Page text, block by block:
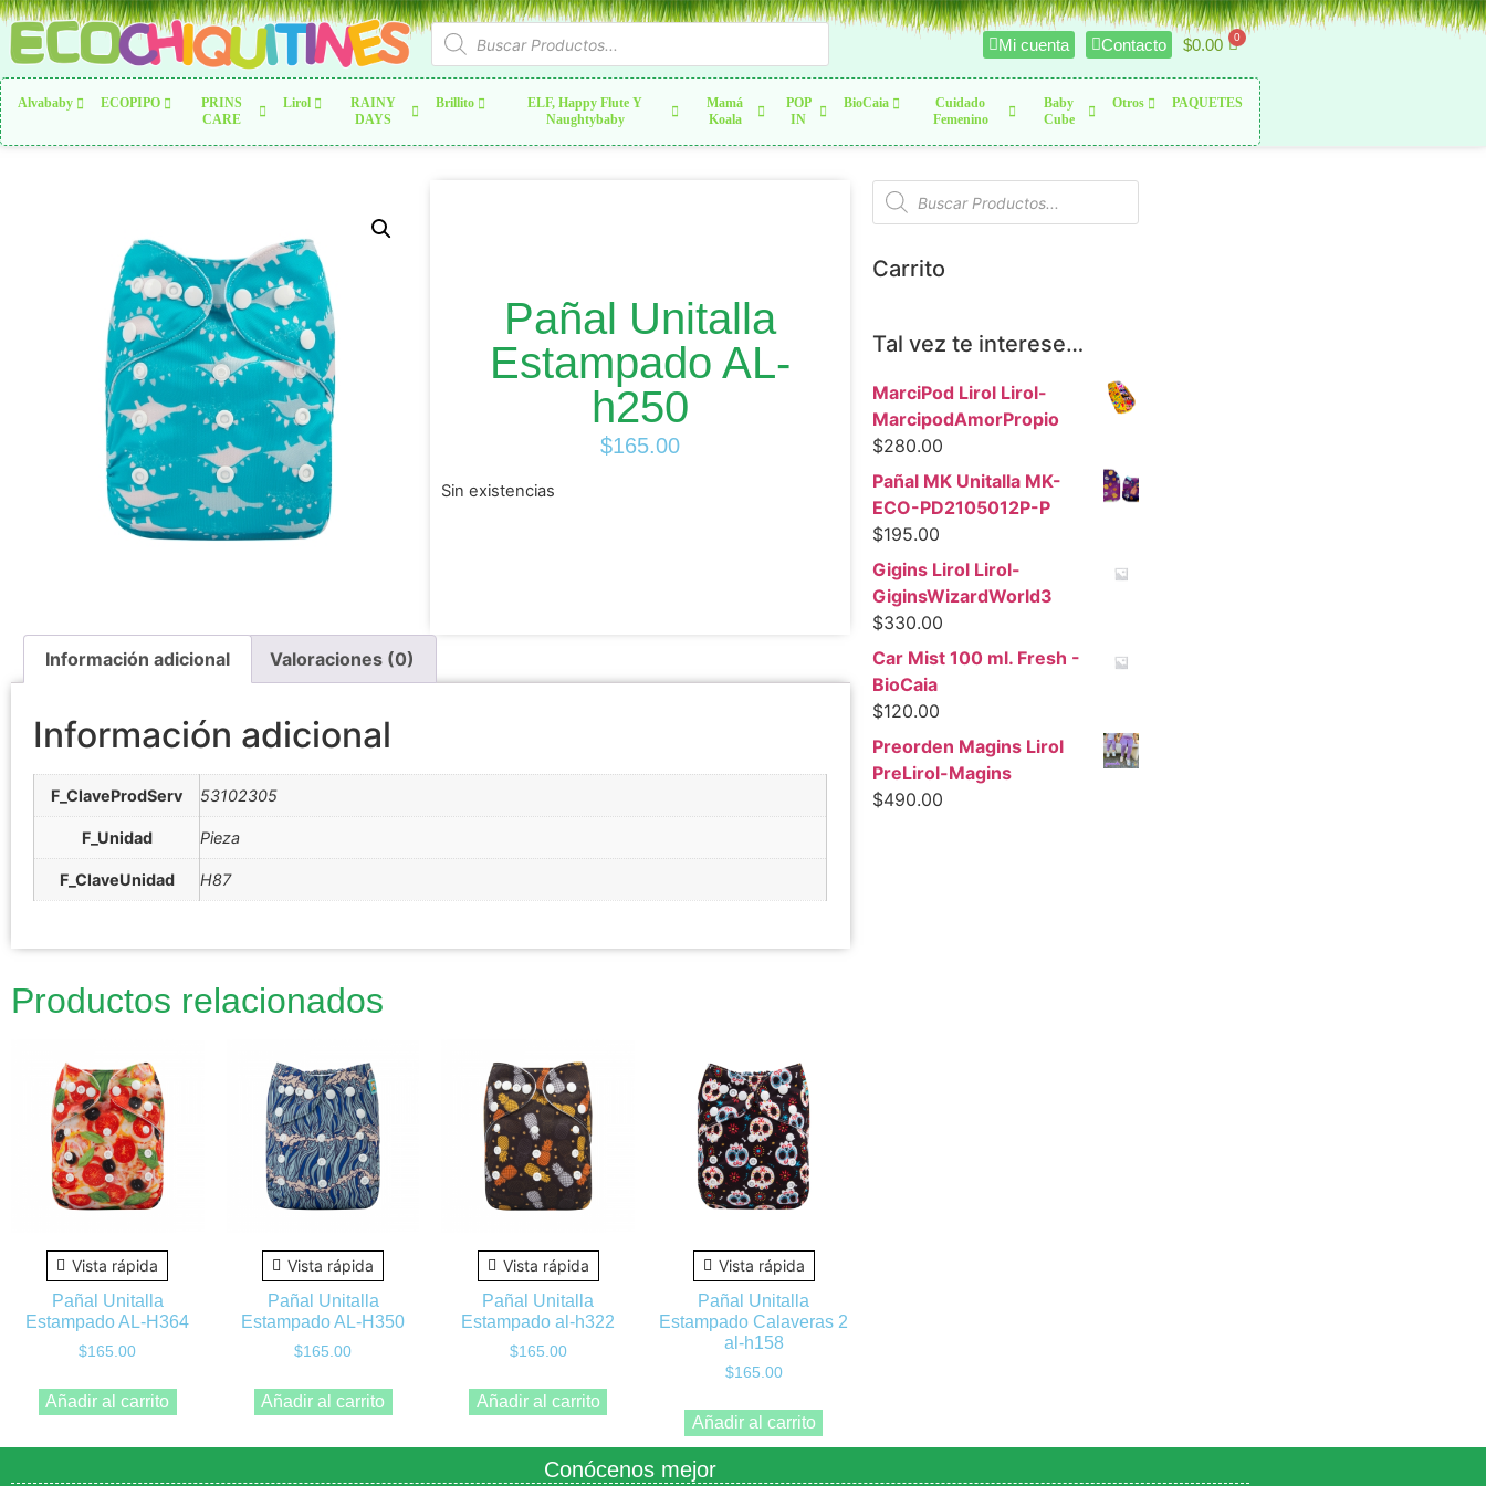
Mi cuenta Contacto $0.00
Alvababy ECOPIPO
PRINS
CARE
Lirol
RAINY
DAYS
Brillito
ELF, Happy Flute Y
Naughtybaby
Mamá
Koala
POP
IN
BioCaia
Cuidado
Femenino
Baby
Cube
Otros PAQUETES
Pañal Unitalla
Estampado AL-
h250
$165.00
Sin existencias
Información adicional Valoraciones (0)
Información adicional
F_ClaveProdServ 53102305
F_Unidad Pieza
F_ClaveUnidad H87
Productos relacionados
Vista rápida
Pañal Unitalla
Estampado AL-H364
$165.00
Añadir al carrito
Vista rápida
Pañal Unitalla
Estampado AL-H350
$165.00
Añadir al carrito
Vista rápida
Pañal Unitalla
Estampado al-h322
$165.00
Añadir al carrito
Vista rápida
Pañal Unitalla
Estampado Calaveras 2
al-h158
$165.00
Añadir al carrito
Carrito
Tal vez te interese…
MarciPod Lirol Lirol-
MarcipodAmorPropio
$280.00
Pañal MK Unitalla MK-
ECO-PD2105012P-P
$195.00
Gigins Lirol Lirol-
GiginsWizardWorld3
$330.00
Car Mist 100 ml. Fresh -
BioCaia
$120.00
Preorden Magins Lirol
PreLirol-Magins
$490.00
Conócenos mejor